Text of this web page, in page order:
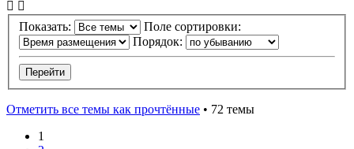
Показать:
Поле сортировки:
Порядок:
Отметить все темы как прочтённые • 72 темы
1